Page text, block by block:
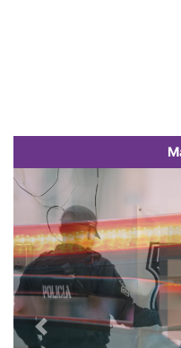
Previous